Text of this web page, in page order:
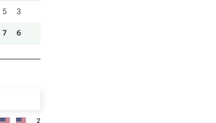
5 3
7 6
2